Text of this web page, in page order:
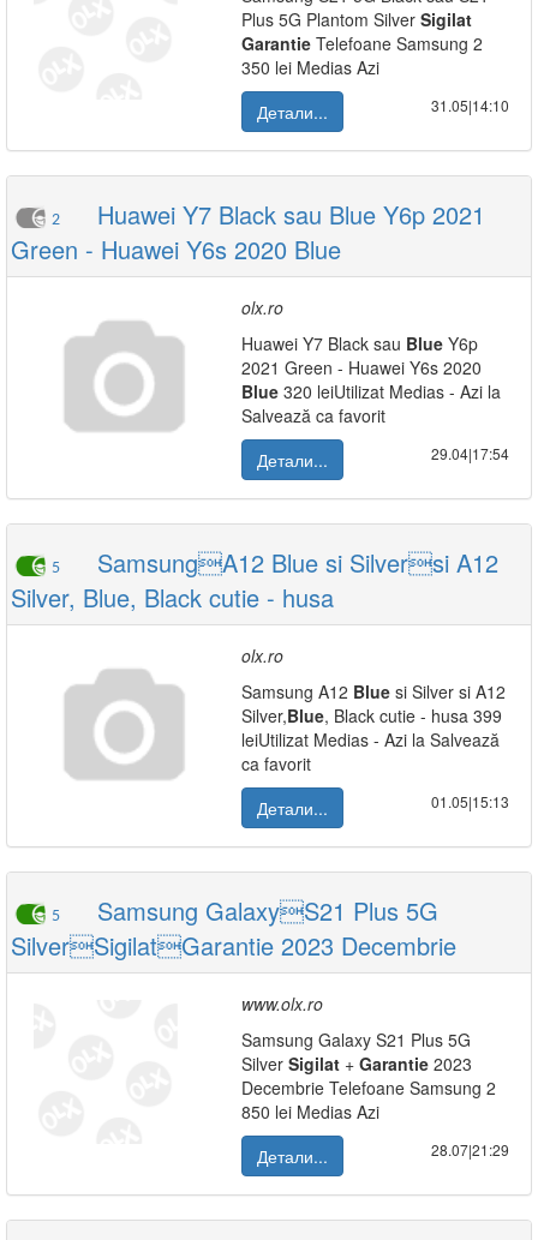
Plus 5G Plantom Silver Sigilat
Garantie Telefoane Samsung 2
350 lei Medias Azi
Детали...
31.05|14:10
2
Huawei Y7 Black sau Blue Y6p 2021
Green - Huawei Y6s 2020 Blue
olx.ro
Huawei Y7 Black sau Blue Y6p
2021 Green - Huawei Y6s 2020
Blue 320 leiUtilizat Medias - Azi la
Salvează ca favorit
Детали...
29.04|17:54
5
SamsungA12 Blue si Silversi A12
Silver, Blue, Black cutie - husa
olx.ro
Samsung A12 Blue si Silver si A12
Silver,Blue, Black cutie - husa 399
leiUtilizat Medias - Azi la Salvează
ca favorit
Детали...
01.05|15:13
5
Samsung GalaxyS21 Plus 5G
SilverSigilatGarantie 2023 Decembrie
www.olx.ro
Samsung Galaxy S21 Plus 5G
Silver Sigilat + Garantie 2023
Decembrie Telefoane Samsung 2
850 lei Medias Azi
Детали...
28.07|21:29